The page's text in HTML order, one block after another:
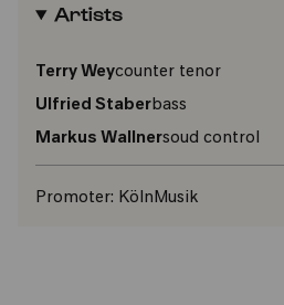
Artists
Terry Weycounter tenor
Ulfried Staberbass
Markus Wallnersoud control
Promoter: KölnMusik